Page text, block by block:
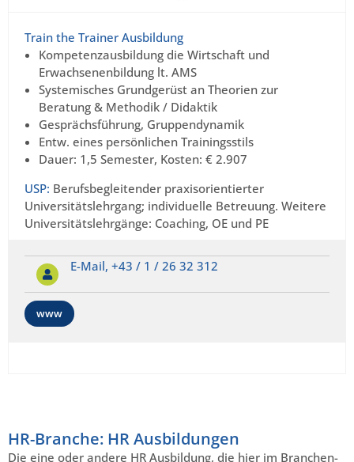
Train the Trainer Ausbildung
Kompetenzausbildung die Wirtschaft und
Erwachsenenbildung lt. AMS
Systemisches Grundgerüst an Theorien zur
Beratung & Methodik / Didaktik
Gesprächsführung, Gruppendynamik
Entw. eines persönlichen Trainingsstils
Dauer: 1,5 Semester, Kosten: € 2.907
USP: Berufsbegleitender praxisorientierter
Universitätslehrgang; individuelle Betreuung. Weitere
Universitätslehrgänge: Coaching, OE und PE
E-Mail, +43 / 1 / 26 32 312
www
HR-Branche: HR Ausbildungen
Die eine oder andere HR Ausbildung, die hier im Branchen-